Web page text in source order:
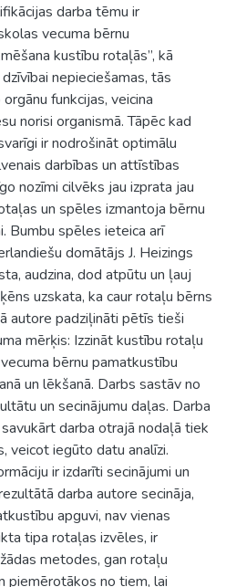
darba tēmu ir
vecuma bērnu
kustību rotaļās”, kā
nepieciešamas, tās
funkcijas, veicina
norisi organismā. Tāpēc kad
ir nodrošināt optimālu
darbības un attīstības
nozīmi cilvēks jau izprata jau
un spēles izmantoja bērnu
Bumbu spēles ieteica arī
domātājs J. Heizings
audzina, dod atpūtu un ļauj
uzskata, ka caur rotaļu bērns
autore padziļināti pētīs tieši
mērķis: Izzināt kustību rotaļu
bērnu pamatkustību
un lēkšanā. Darbs sastāv no
un secinājumu daļas. Darba
darba otrajā nodaļā tiek
veicot iegūto datu analīzi.
ir izdarīti secinājumi un
darba autore secināja,
apguvi, nav vienas
tipa rotaļas izvēles, ir
metodes, gan rotaļu
piemērotākos no tiem, lai